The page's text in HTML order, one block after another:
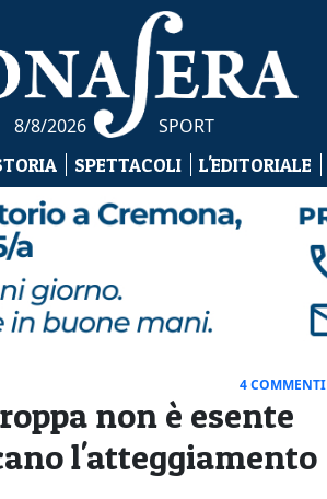
8/8/2026 SPORT
SPETTACOLI L'EDITORIALE
4 COMMENTI
non è esente
l'atteggiamento